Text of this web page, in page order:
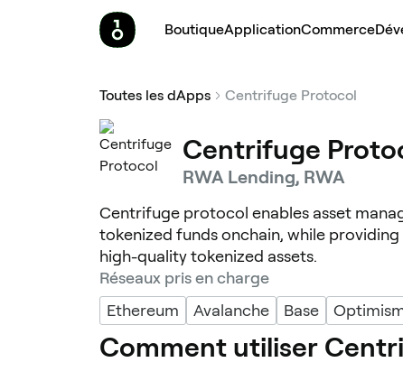
BoutiqueApplicationCommerce
Toutes les dApps Centrifuge Protocol
Centrifuge
RWA Lending, RWA
Centrifuge protocol enables asset
tokenized funds onchain, while
high-quality tokenized assets.
Réseaux pris en charge
Ethereum
Avalanche Base
Comment utiliser